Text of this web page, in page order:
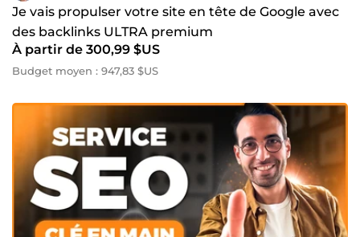
Je vais propulser votre site en tête de Google avec
des backlinks ULTRA premium
À partir de 300,99 $US
Budget moyen : 947,83 $US